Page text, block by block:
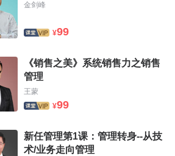
金剑峰
¥99
《销售之美》系统销售力之销售
管理
王蒙
¥99
新任管理第1课：管理转身--从技
术/业务走向管理